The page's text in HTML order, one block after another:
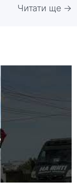
Читати ще →